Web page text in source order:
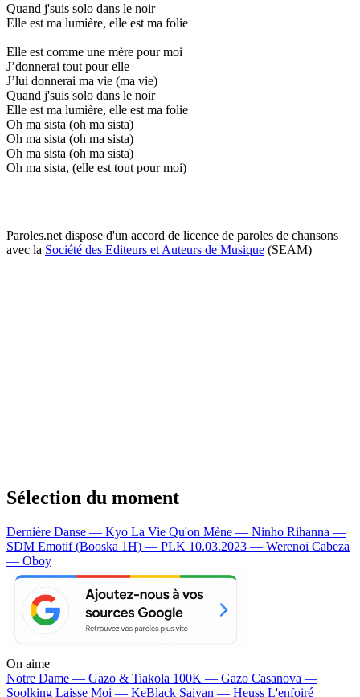
Quand j'suis solo dans le noir
Elle est ma lumière, elle est ma folie
Elle est comme une mère pour moi
J’donnerai tout pour elle
J’lui donnerai ma vie (ma vie)
Quand j'suis solo dans le noir
Elle est ma lumière, elle est ma folie
Oh ma sista (oh ma sista)
Oh ma sista (oh ma sista)
Oh ma sista (oh ma sista)
Oh ma sista, (elle est tout pour moi)
Paroles.net dispose d'un accord de licence de paroles de chansons
avec la Société des Editeurs et Auteurs de Musique (SEAM)
Sélection du moment
Dernière Danse — Kyo La Vie Qu'on Mène — Ninho Rihanna —
SDM Emotif (Booska 1H) — PLK 10.03.2023 — Werenoi Cabeza
— Oboy
On aime
Notre Dame — Gazo & Tiakola 100K — Gazo Casanova —
Soolking Laisse Moi — KeBlack Saiyan — Heuss L'enfoiré